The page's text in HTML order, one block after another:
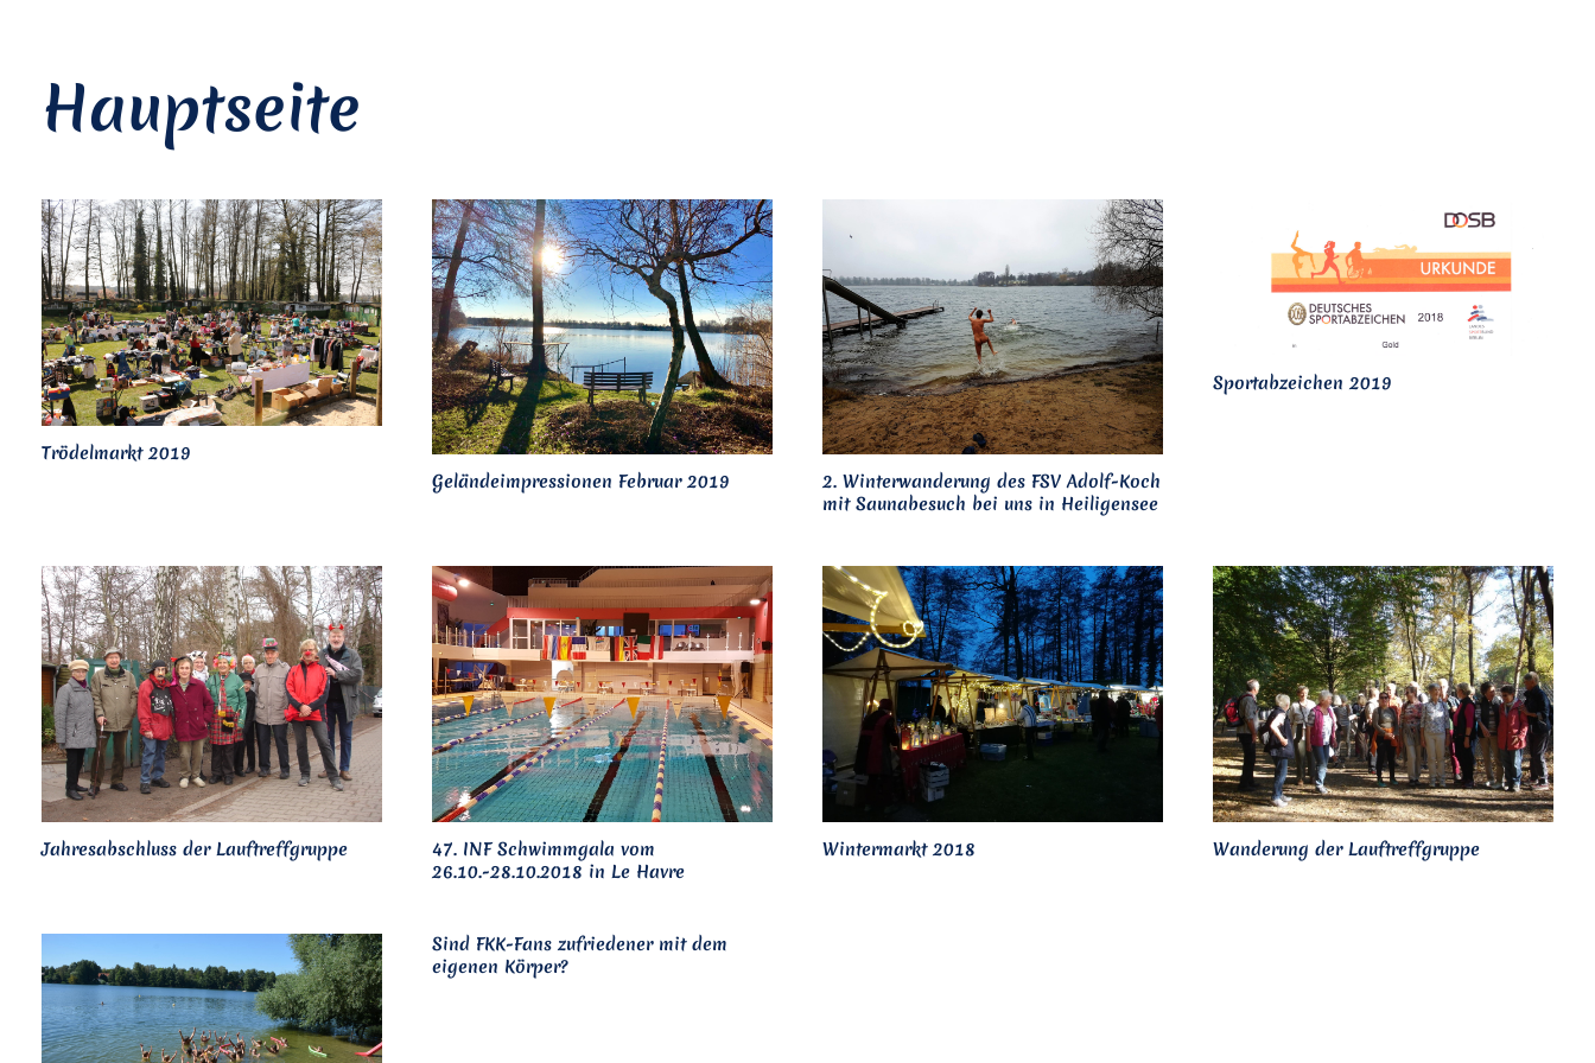
Hauptseite
Trödelmarkt 2019
Geländeimpressionen Februar 2019
2. Winterwanderung des FSV Adolf-Koch
mit Saunabesuch bei uns in Heiligensee
Sportabzeichen 2019
Jahresabschluss der Lauftreffgruppe
47. INF Schwimmgala vom
26.10.-28.10.2018 in Le Havre
Wintermarkt 2018 Wanderung der Lauftreffgruppe
Sind FKK-Fans zufriedener mit dem
eigenen Körper?